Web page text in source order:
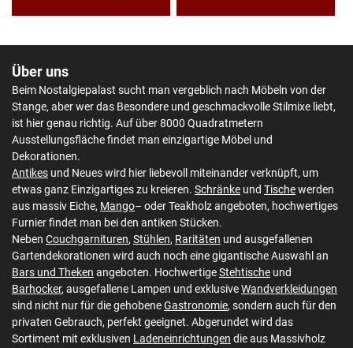
Über uns
Beim Nostalgiepalast sucht man vergeblich nach Möbeln von der
Stange, aber wer das Besondere und geschmackvolle Stilmixe liebt,
ist hier genau richtig. Auf über 8000 Quadratmetern
Ausstellungsfläche findet man einzigartige Möbel und
Dekorationen.
Antikes und Neues wird hier liebevoll miteinander verknüpft, um
etwas ganz Einzigartiges zu kreieren. Schränke und Tischewerden
aus massiv Eiche, Mango– oder Teakholz angeboten, hochwertiges
Furnier findet man bei den antiken Stücken.
Neben Couchgarnituren, Stühlen, Raritäten und ausgefallenen
Gartendekorationen wird auch noch eine gigantische Auswahl an
Bars und Theken angeboten. HochwertigeStehtische und
Barhocker, ausgefallene Lampen und exklusiveWandverkleidungen
sind nicht nur für die gehobeneGastronomie, sondern auch für den
privaten Gebrauch, perfekt geeignet. Abgerundet wird das
Sortiment mit exklusiven Ladeneinrichtungen die aus Massivholz